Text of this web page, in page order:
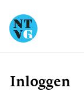
Kruimelpad
Inloggen